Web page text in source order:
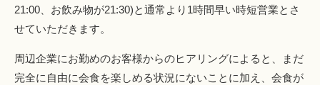
21:00、お飲み物が21:30)と通常より1時間早い時短営業とさ
せていただきます。
周辺企業にお勤めのお客様からのヒアリングによると、まだ
完全に自由に会食を楽しめる状況にないことに加え、会食が